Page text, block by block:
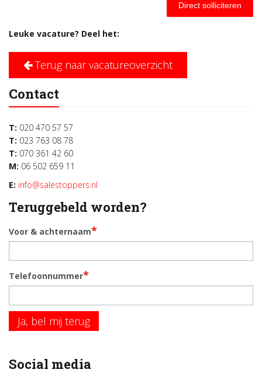
Direct solliciteren
Leuke vacature? Deel het:
Terug naar vacatureoverzicht
Contact
T: 020 470 57 57
T: 023 763 08 78
T: 070 361 42 60
M: 06 502 659 11
E: info@salestoppers.nl
Teruggebeld worden?
Voor & achternaam*
Telefoonnummer*
Ja, bel mij terug
Social media